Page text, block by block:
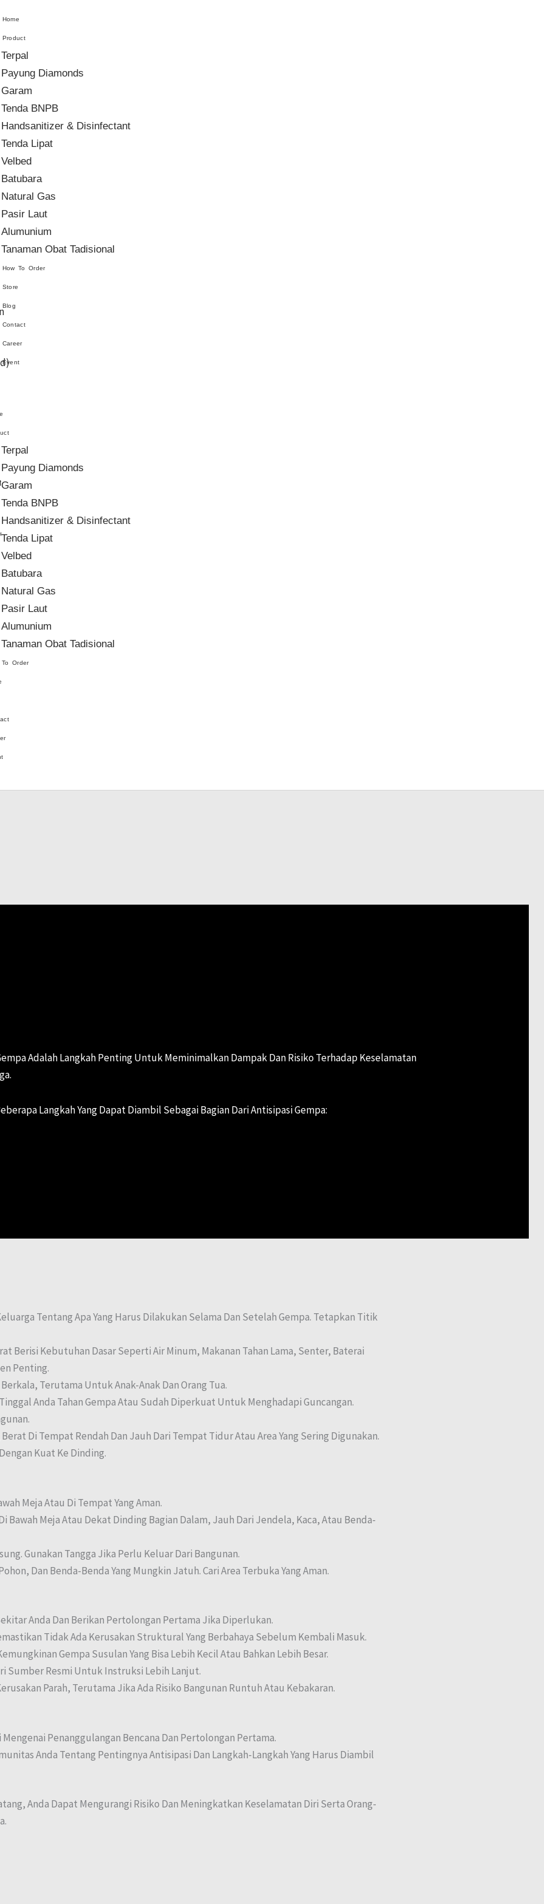
Home
Product
Terpal
Payung Diamonds
Garam
Tenda BNPB
Handsanitizer & Disinfectant
Tenda Lipat
Velbed
Batubara
Natural Gas
Pasir Laut
Alumunium
Tanaman Obat Tadisional
How To Order
Store
Blog
Contact
Career
Event
Terpal
Payung Diamonds
Garam
Tenda BNPB
Handsanitizer & Disinfectant
Tenda Lipat
Velbed
Batubara
Natural Gas
Pasir Laut
Alumunium
Tanaman Obat Tadisional
To Order
GEMPA BUMI
Adalah Langkah Penting Untuk Meminimalkan Dampak Dan Risiko Terhadap Keselamatan
Langkah Yang Dapat Diambil Sebagai Bagian Dari Antisipasi Gempa:
Tentang Apa Yang Harus Dilakukan Selama Dan Setelah Gempa. Tetapkan Titik
Berisi Kebutuhan Dasar Seperti Air Minum, Makanan Tahan Lama, Senter, Baterai
Penting.
Terutama Untuk Anak-Anak Dan Orang Tua.
Anda Tahan Gempa Atau Sudah Diperkuat Untuk Menghadapi Guncangan.
Di Tempat Rendah Dan Jauh Dari Tempat Tidur Atau Area Yang Sering Digunakan.
Kuat Ke Dinding.
Meja Atau Di Tempat Yang Aman.
Bawah Meja Atau Dekat Dinding Bagian Dalam, Jauh Dari Jendela, Kaca, Atau Benda-
Gunakan Tangga Jika Perlu Keluar Dari Bangunan.
Dan Benda-Benda Yang Mungkin Jatuh. Cari Area Terbuka Yang Aman.
Anda Dan Berikan Pertolongan Pertama Jika Diperlukan.
Tidak Ada Kerusakan Struktural Yang Berbahaya Sebelum Kembali Masuk.
Gempa Susulan Yang Bisa Lebih Kecil Atau Bahkan Lebih Besar.
Sumber Resmi Untuk Instruksi Lebih Lanjut.
Parah, Terutama Jika Ada Risiko Bangunan Runtuh Atau Kebakaran.
Penanggulangan Bencana Dan Pertolongan Pertama.
Anda Tentang Pentingnya Antisipasi Dan Langkah-Langkah Yang Harus Diambil
Anda Dapat Mengurangi Risiko Dan Meningkatkan Keselamatan Diri Serta Orang-